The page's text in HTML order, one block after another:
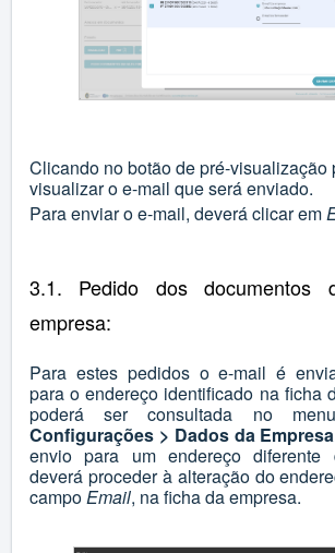
Clicando no botão de pré-visualização
visualizar o e-mail que será enviado.
Para enviar o e-mail, deverá clicar em
3.1. Pedido dos documentos
empresa:
Para estes pedidos o e-mail é
para o endereço identificado na ficha
poderá ser consultada no
Configurações > Dados da Empresa
envio para um endereço diferente
deverá proceder à alteração do
campoEmail, na ficha da empresa.